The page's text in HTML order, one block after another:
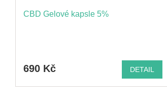
CBD Gelové kapsle 5%
690 Kč DETAIL